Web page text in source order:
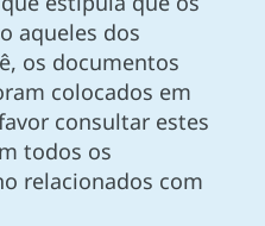
aqueles dos
os documentos
colocados em
consultar estes
todos os
relacionados com